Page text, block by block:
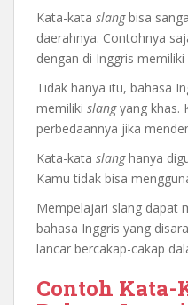
Kata-kata slangbisa
daerahnya. Contohnya
dengan di Inggris memiliki
Tidak hanya itu, bahasa
memiliki slangyang khas.
perbedaannya jika
Kata-kata slanghanya
Kamu tidak bisa
Mempelajari slang dapat
bahasa Inggris yang
lancar bercakap-cakap
Contoh Kata-